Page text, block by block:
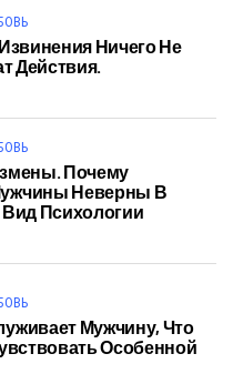
Ничего Не
Действия.
Почему
Неверны В
Психологии
Мужчину, Что
Особенной